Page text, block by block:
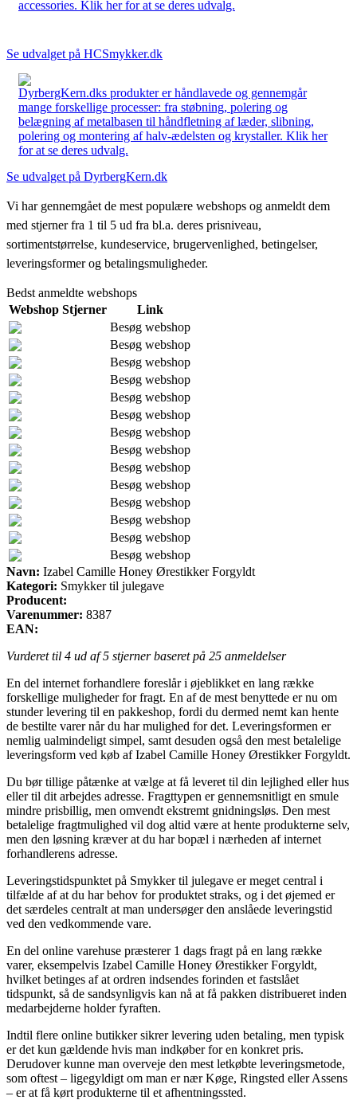
accessories. Klik her for at se deres udvalg.
Se udvalget på HCSmykker.dk
DyrbergKern.dks produkter er håndlavede og gennemgår
mange forskellige processer: fra støbning, polering og
belægning af metalbasen til håndfletning af læder, slibning,
polering og montering af halv-ædelsten og krystaller. Klik her
for at se deres udvalg.
Se udvalget på DyrbergKern.dk
Vi har gennemgået de mest populære webshops og anmeldt dem
med stjerner fra 1 til 5 ud fra bl.a. deres prisniveau,
sortimentstørrelse, kundeservice, brugervenlighed, betingelser,
leveringsformer og betalingsmuligheder.
Bedst anmeldte webshops
Webshop Stjerner
Link
Besøg webshop
Besøg webshop
Besøg webshop
Besøg webshop
Besøg webshop
Besøg webshop
Besøg webshop
Besøg webshop
Besøg webshop
Besøg webshop
Besøg webshop
Besøg webshop
Besøg webshop
Besøg webshop
Navn: Izabel Camille Honey Ørestikker Forgyldt
Kategori: Smykker til julegave
Producent:
Varenummer: 8387
EAN:
Vurderet til 4 ud af 5 stjerner baseret på 25 anmeldelser
En del internet forhandlere foreslår i øjeblikket en lang række
forskellige muligheder for fragt. En af de mest benyttede er nu om
stunder levering til en pakkeshop, fordi du dermed nemt kan hente
de bestilte varer når du har mulighed for det. Leveringsformen er
nemlig ualmindeligt simpel, samt desuden også den mest betalelige
leveringsform ved køb af Izabel Camille Honey Ørestikker Forgyldt.
Du bør tillige påtænke at vælge at få leveret til din lejlighed eller hus
eller til dit arbejdes adresse. Fragttypen er gennemsnitligt en smule
mindre prisbillig, men omvendt ekstremt gnidningsløs. Den mest
betalelige fragtmulighed vil dog altid være at hente produkterne selv,
men den løsning kræver at du har bopæl i nærheden af internet
forhandlerens adresse.
Leveringstidspunktet på Smykker til julegave er meget central i
tilfælde af at du har behov for produktet straks, og i det øjemed er
det særdeles centralt at man undersøger den anslåede leveringstid
ved den vedkommende vare.
En del online varehuse præsterer 1 dags fragt på en lang række
varer, eksempelvis Izabel Camille Honey Ørestikker Forgyldt,
hvilket betinges af at ordren indsendes forinden et fastslået
tidspunkt, så de sandsynligvis kan nå at få pakken distribueret inden
medarbejderne holder fyraften.
Indtil flere online butikker sikrer levering uden betaling, men typisk
er det kun gældende hvis man indkøber for en konkret pris.
Derudover kunne man overveje den mest letkøbte leveringsmetode,
som oftest – ligegyldigt om man er nær Køge, Ringsted eller Assens
– er at få kørt produkterne til et afhentningssted.